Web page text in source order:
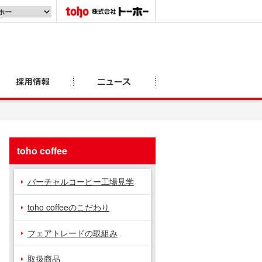
toho coffee
バーチャルコーヒー工場見学
toho coffeeのこだわり
フェアトレードの取組み
取扱商品